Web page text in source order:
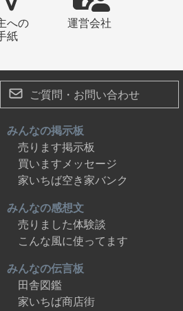
への
紙
運営会社
ご質問・お問い合わせ
みんなの掲示板
売ります掲示板
買いますメッセージ
家いちば空き家バンク
みんなの感想文
売りました体験談
こんな風に使ってます
みんなの伝言板
田舎図鑑
家いちば商店街